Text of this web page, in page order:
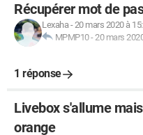
Récupérer mot de
Lexaha-20 mars 2020 à
MPMP10-20 mars
1 réponse
Livebox s'allume
orange